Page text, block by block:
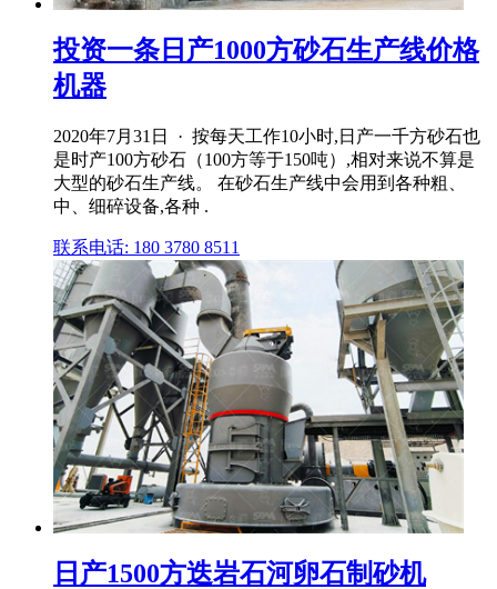
投资一条日产1000方砂石生产线价格
机器
2020年7月31日 · 按每天工作10小时,日产一千方砂石也
是时产100方砂石（100方等于150吨）,相对来说不算是
大型的砂石生产线。 在砂石生产线中会用到各种粗、
中、细碎设备,各种 .
联系电话: 180 3780 8511
日产1500方迭岩石河卵石制砂机